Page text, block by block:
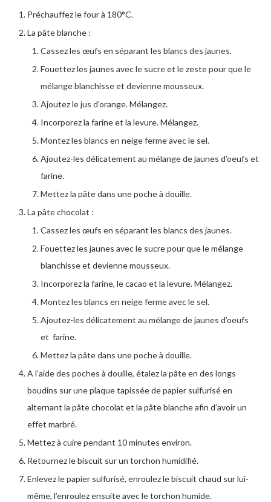
Préchauffez le four à 180°C.
La pâte blanche :
Cassez les œufs en séparant les blancs des jaunes.
Fouettez les jaunes avec le sucre et le zeste pour que le
mélange blanchisse et devienne mousseux.
Ajoutez le jus d’orange. Mélangez.
Incorporez la farine et la levure. Mélangez.
Montez les blancs en neige ferme avec le sel.
Ajoutez-les délicatement au mélange de jaunes d’oeufs et
farine.
Mettez la pâte dans une poche à douille.
La pâte chocolat :
Cassez les œufs en séparant les blancs des jaunes.
Fouettez les jaunes avec le sucre pour que le mélange
blanchisse et devienne mousseux.
Incorporez la farine, le cacao et la levure. Mélangez.
Montez les blancs en neige ferme avec le sel.
Ajoutez-les délicatement au mélange de jaunes d’oeufs
et farine.
Mettez la pâte dans une poche à douille.
A l’aide des poches à douille, étalez la pâte en des longs
boudins sur une plaque tapissée de papier sulfurisé en
alternant la pâte chocolat et la pâte blanche afin d’avoir un
effet marbré.
Mettez à cuire pendant 10 minutes environ.
Retournez le biscuit sur un torchon humidifié.
Enlevez le papier sulfurisé, enroulez le biscuit chaud sur lui-
même, l’enroulez ensuite avec le torchon humide.